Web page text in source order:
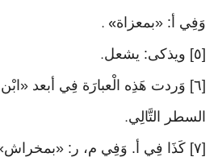
وَفِي أ: «بمعزاة» .
[٥] ويذكى: يشعل .
[٦] وَردت هَذِه الْعبارَة فِي أبعد
السطر التَّالِي.
[٧] كَذَا فِي أ. وَفِي م، ر: